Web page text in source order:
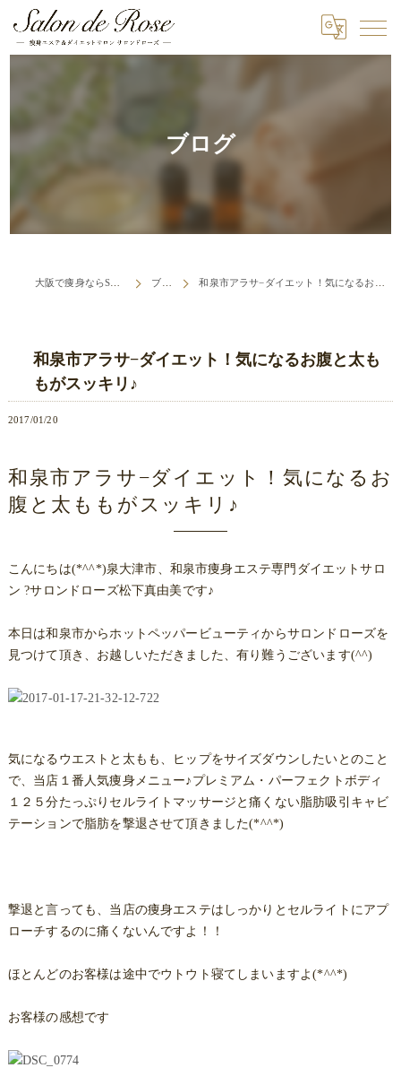
ブログ
ブログ 和泉市アラサ−ダイエット！気になるお腹と太ももがスッキリ♪
和泉市アラサ−ダイエット！気になるお腹と太も
もがスッキリ♪
2017/01/20
和泉市アラサ−ダイエット！気になるお
腹と太ももがスッキリ♪
こんにちは(*^^*)泉大津市、和泉市痩身エステ専門ダイエットサロ
ン ?サロンドローズ松下真由美です♪
本日は和泉市からホットペッパービューティからサロンドローズを
見つけて頂き、お越しいただきました、有り難うございます(^^)
気になるウエストと太もも、ヒップをサイズダウンしたいとのこと
で、当店１番人気痩身メニュー♪プレミアム・パーフェクトボディ
１２５分たっぷりセルライトマッサージと痛くない脂肪吸引キャビ
テーションで脂肪を撃退させて頂きました(*^^*)
撃退と言っても、当店の痩身エステはしっかりとセルライトにアプ
ローチするのに痛くないんですよ！！
ほとんどのお客様は途中でウトウト寝てしまいますよ(*^^*)
お客様の感想です